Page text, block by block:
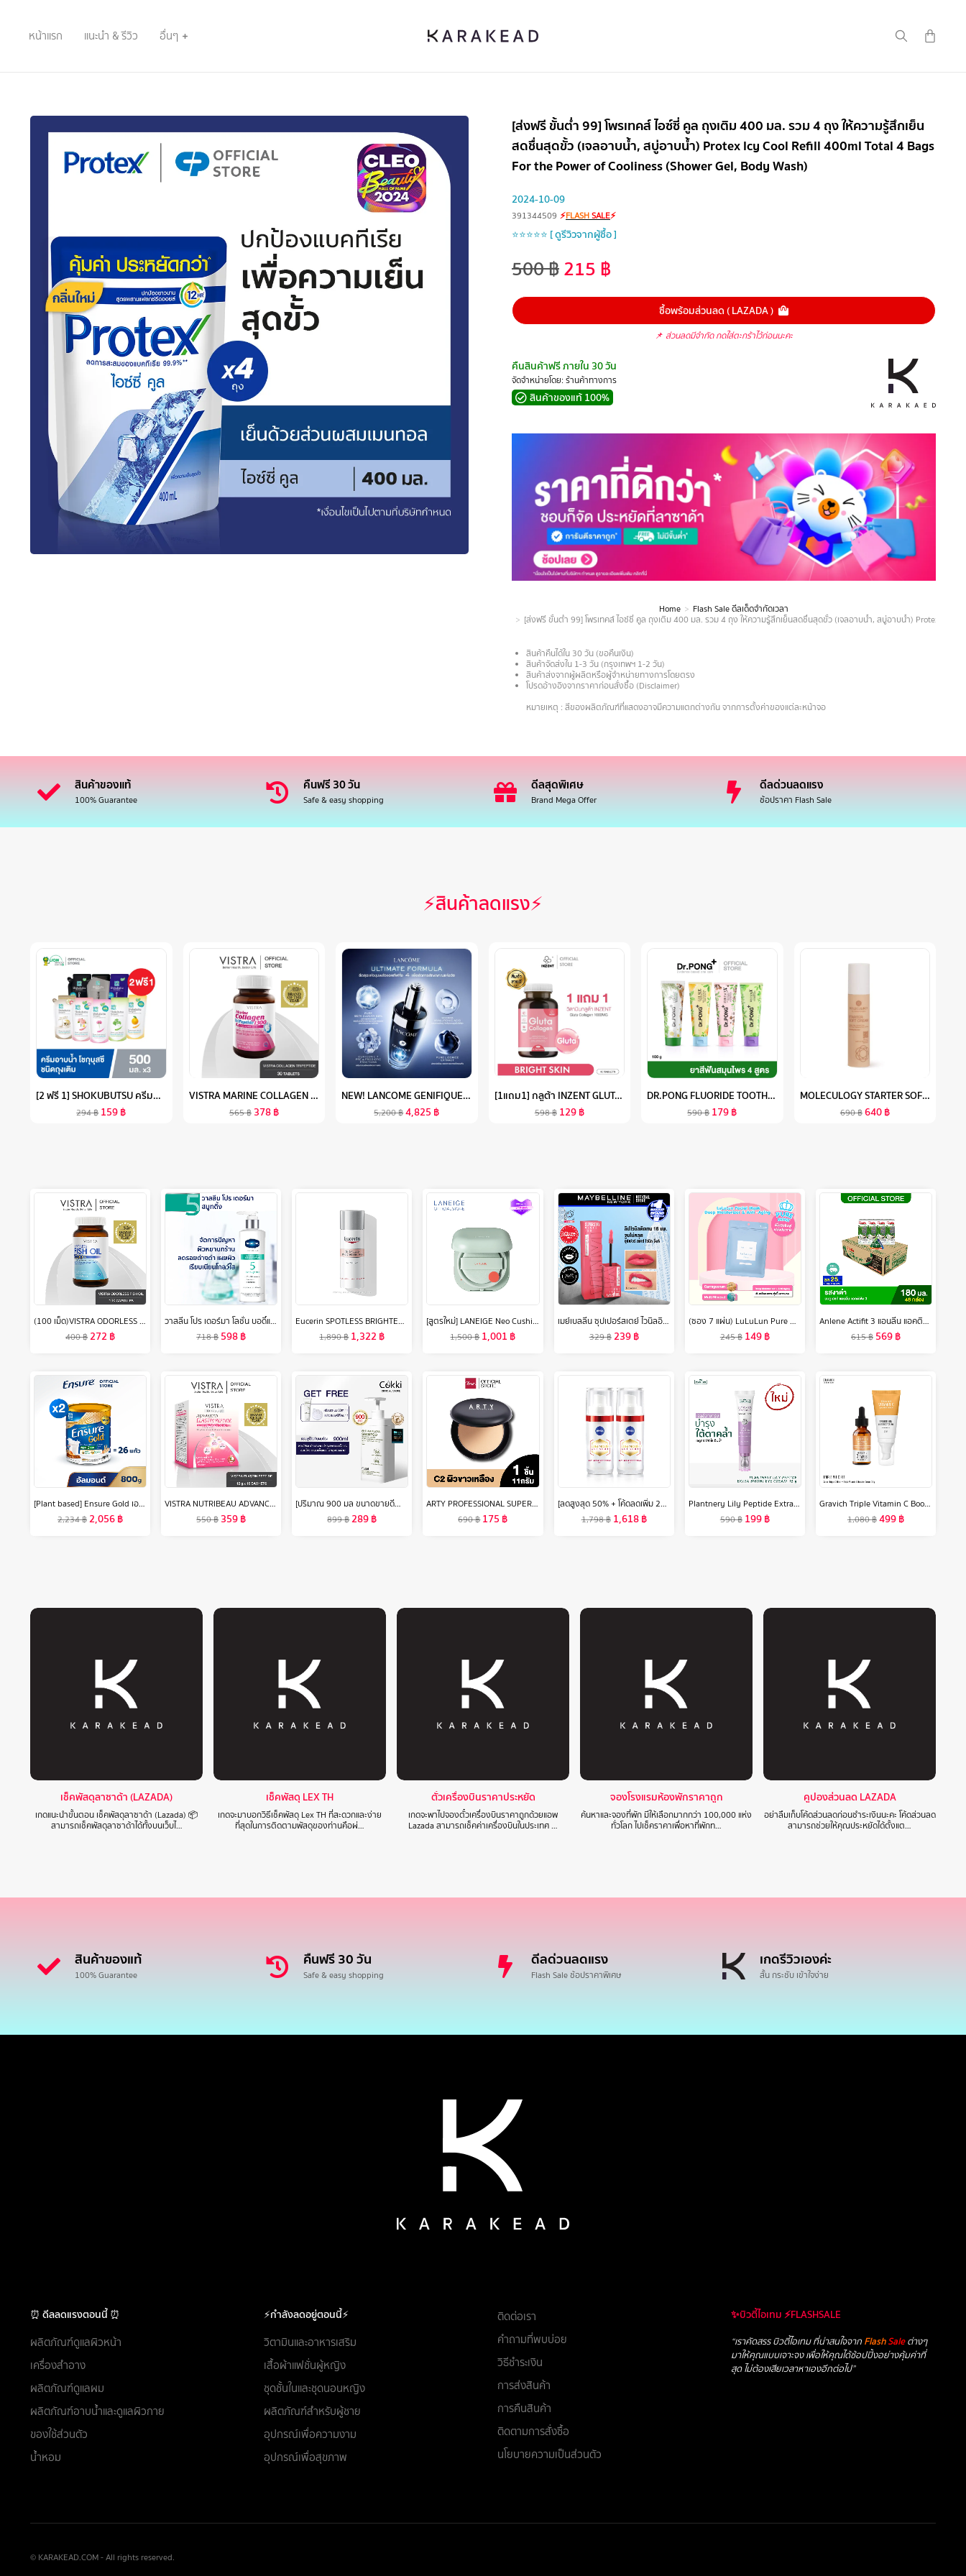
หน้าแรก แนะนำ & รีวิว อื่นๆ
[ส่งฟรี ขั้นต่ำ 99] โพรเทคส์ ไอซ์ซี่ คูล ถุงเติม 400 มล. รวม 4 ถุง ให้ความรู้สึกเย็น
สดชื่นสุดขั้ว (เจลอาบน้ำ, สบู่อาบน้ำ) Protex Icy Cool Refill 400ml Total 4 Bags
For the Power of Cooliness (Shower Gel, Body Wash)
2024-10-09
391344509 ⚡FLASHSALE⚡
⭐⭐⭐⭐⭐ [ ดูรีวิวจากผู้ซื้อ ]
500฿215฿
ซื้อพร้อมส่วนลด ( LAZADA )
📌 ส่วนลดมีจำกัด กดใส่ตะกร้าไว้ก่อนนะคะ
คืนสินค้าฟรี ภายใน 30 วัน
จัดจำหน่ายโดย: ร้านค้าทางการ
สินค้าของแท้ 100%
You are here: Home
Flash Sale ดีลเด็ดจำกัดเวลา
[ส่งฟรี ขั้นต่ำ 99] โพรเทคส์ ไอซ์ซี่ คูล ถุงเติม 400 มล. รวม 4 ถุง ให้ความรู้สึกเย็นสดชื่นสุดขั้ว (เจลอาบน้ำ, สบู่อาบน้ำ) Protex Icy
สินค้าคืนได้ใน 30 วัน (ขอคืนเงิน)
สินค้าจัดส่งใน 1-3 วัน (กรุงเทพฯ 1-2 วัน)
สินค้าส่งจากผู้ผลิตหรือผู้จำหน่ายทางการโดยตรง
โปรดอ้างอิงจากราคาก่อนสั่งซื้อ (Disclaimer)
หมายเหตุ : สีของผลิตภัณฑ์ที่แสดงอาจมีความแตกต่างกัน จากการตั้งค่าของแต่ละหน้าจอ
สินค้าของแท้
100% Guarantee
คืนฟรี 30 วัน
Safe & easy shopping
ดีลสุดพิเศษ
Brand Mega Offer
ดีลด่วนลดแรง
ช้อปราคา Flash Sale
⚡สินค้าลดแรง⚡
[2 ฟรี 1] SHOKUBUTSU ครีมอาบน้ำ โชกุบุสซึ รีฟิล ถุงเติม 500 มล. (เลือกสูตร)
294฿ 159฿
VISTRA MARINE COLLAGEN TRIPEPTIDE 1300 & COENZYME Q10 - วิสทร้า มารีน คอลลาเจน ไตรเปปไทด์ 1300 แอนด์ โคเอนไซม์ คิวเท็น พลัส (30 เม็ด)
565฿ 378฿
NEW! LANCOME GENIFIQUE ULTIMATE, DUAL-REPAIR AUGMENTED SERUM 50 ML สูตรใหม่! เซรั่มอันดับ 1 จากลังโคม ชุ่มชื้นมากขึ้น ฟื้นผิวเสียสะสม ใน 1 สัปดาห์* ด้วยเทคโนโลยีจดสิทธิบัตร เบต้ากลูแคนบริสุทธิ์ 98% (BETAGLUCAN)
5,200฿4,825 ฿
[1แถม1] กลูต้า INZENT GLUTA COLLAGEN 1000MG (30 เม็ด) แอล กลูต้า พลัส คอลลาเจน สูตรเข้มข้น 1,000 MG ผิว
598฿ 129฿
DR.PONG FLUORIDE TOOTHPASTE ยาสีฟันสมุนไพร 4 สูตร
590฿ 179฿
MOLECULOGY STARTER SOFT CREAM โมเลกุลโลจี้ สตาร์ทเตอร์ ซอฟท์ ครีม
690฿640฿
(100 เม็ด)VISTRA ODORLESS FISH OIL 1000 MG (BOT- 100 CAPS) วิสทร้า โอเดอร์เลส ฟิชออยด์ 1000 มก. สูตรใหม่ กลิ่นมินต์ (ขวดใหญ่ บรรจุ 100 เม็ด/ขวด)
400฿272฿
วาสลีน โปร เดอร์มา โลชั่น บอดี้แอมพูล เข้มข้นเหมือนเซรั่มผิวหน้า 250 มล. Vaseline Proderma Body Lotion 250 ml.
718฿ 598฿
Eucerin SPOTLESS BRIGHTENING DAY SPF30 50 ML ยูเซอริน สปอตเลส ไบรท์เทนนิ่ง เดย์ ฟลูอิด ครีมบำรุงผิวหน้า
1,890฿ 1,322฿
[สูตรใหม่] LANEIGE Neo Cushion Matte SPF 46 PA++ (15g ตลับจริง + รีฟิล) ลาเนจ นีโอ คุชชั่น สูตรแมตต์ บางเบา ปกปิดเรียบเนียน ไม่ติดแมสก์
1,500฿1,001 ฿
เมย์เบลลีน ซุปเปอร์สเตย์ ไวนิลอิงค์ ฟินิชฉ่ำวาว ติดทนนาน16ชม. 4.2 มล. MAYBELLINE SUPERSTAY VINYL INK LIPSTICK (ลิปติดทน, ลิปกันน้ำ, ลิปสติก)
329฿239฿
(ซอง 7 แผ่น) LuLuLun Pure Moist Face mask ลูลูลูน แผ่นมาสก์หน้า สูตรผิวชุ่มชื้น ป้องกันริ้วรอย เพียว มอยซ์
245฿ 149฿
Anlene Actifit 3 แอนลีน แอคติฟิต 3 นมยูเอชทีไขมันต่ำแคลเซียมสูง รสงาดำ ยกลัง 4x180 มล. (48 กล่อง)
615฿ 569฿
[Plant based] Ensure Gold เอนชัวร์ โกลด์ กลิ่นอัลมอนด์ สูตรโปรตีนธัญพืช 800g 2 กระป๋อง Ensure Gold Plant Based 800gx2
2,234฿2,056฿
VISTRA NUTRIBEAU ADVANCED ELASTIN PEPTIDE PLUS COLLAGEN 5000 mg ( 10 PC / Box ) วิสทร้า แอดวานซ์ อิลาสติน เปปไทด์ พลัส คอลลาเจน 5000 มก. / ต่อซอง ( 1 กล่อง บรรจุ 10 ซอง )
550฿ 359฿
[ปริมาณ 900 มล ขนาดขายดี！] Cokki anti-hair loss shampoo ยาสระผม ลดผมขาดหลุดร่วง
899฿289฿
ARTY PROFESSIONAL SUPER PERFECT POWDER SPF 25 PA++ 11 กรัม แป้งผสมรองพื้น เครื่องสำอาง แป้งสำหรับใบหน้า แป้ง พัฟ ผสานการเติมเต็มคุณค่าจากวิตามินซี
690฿175 ฿
[ลดสูงสุด 50% + โค้ดลดเพิ่ม 20%]นีเวีย ลูมินัส630 แอนตี้สปอต 2-อิน-1 แอนตี้-เอจ แอนด์ สปอต เซรั่ม 30 มล. 2ชิ้น NIVEA
1,798฿ 1,618฿
Plantnery Lily Peptide Extra Bright Eye Cream 15 g
590฿ 199฿
Gravich Triple Vitamin C Booster Serum + Triple Vitamin C Booster Cream Set
1,080฿499฿
เช็คพัสดุลาซาด้า (LAZADA)
เกดแนะนำขั้นตอน เช็คพัสดุลาซาด้า (Lazada) 📦
สามารถเช็คพัสดุลาซาด้าได้ทั้งบนเว็บไ…
เช็คพัสดุ LEX TH
เกดจะมาบอกวิธีเช็คพัสดุ Lex TH ที่สะดวกและง่าย
ที่สุดในการติดตามพัสดุของท่านคือผ่…
ตั๋วเครื่องบินราคาประหยัด
เกดจะพาไปจองตั๋วเครื่องบินราคาถูกด้วยแอพ
Lazada สามารถเช็คค่าเครื่องบินในประเทศ …
จองโรงแรมห้องพักราคาถูก
ค้นหาและจองที่พัก มีให้เลือกมากกว่า 100,000 แห่ง
ทั่วโลก ไปเช็คราคาเพื่อหาที่พักท…
คูปองส่วนลด LAZADA
อย่าลืมเก็บโค้ดส่วนลดก่อนชำระเงินนะคะ โค้ดส่วนลด
สามารถช่วยให้คุณประหยัดได้ตั้งแต…
สินค้าของแท้
100% Guarantee
คืนฟรี 30 วัน
Safe & easy shopping
ดีลด่วนลดแรง
Flash Sale ช้อปราคาพิเศษ
เกดรีวิวเองค่ะ
สั้น กระชับ เข้าใจง่าย
⏰ ดีลลดแรงตอนนี้ ⏰
ผลิตภัณฑ์ดูแลผิวหน้า
เครื่องสำอาง
ผลิตภัณฑ์ดูแลผม
ผลิตภัณฑ์อาบน้ำและดูแลผิวกาย
ของใช้ส่วนตัว
น้ำหอม
⚡กำลังลดอยู่ตอนนี้⚡
วิตามินและอาหารเสริม
เสื้อผ้าแฟชั่นผู้หญิง
ชุดชั้นในและชุดนอนหญิง
ผลิตภัณฑ์สำหรับผู้ชาย
อุปกรณ์เพื่อความงาม
อุปกรณ์เพื่อสุขภาพ
ติดต่อเรา
คำถามที่พบบ่อย
วิธีชำระเงิน
การส่งสินค้า
การคืนสินค้า
ติดตามการสั่งซื้อ
นโยบายความเป็นส่วนตัว
✨บิวตี้ไอเทม ⚡FLASHSALE
“เราคัดสรร บิวตี้ไอเทม ที่น่าสนใจจาก FlashSaleต่างๆ
มาให้คุณแบบเจาะจง เพื่อให้คุณได้ช้อปปิ้งอย่างคุ้มค่าที่
สุด ไม่ต้องเสียเวลาหาเองอีกต่อไป”
© KARAKEAD.COM - All rights reserved.